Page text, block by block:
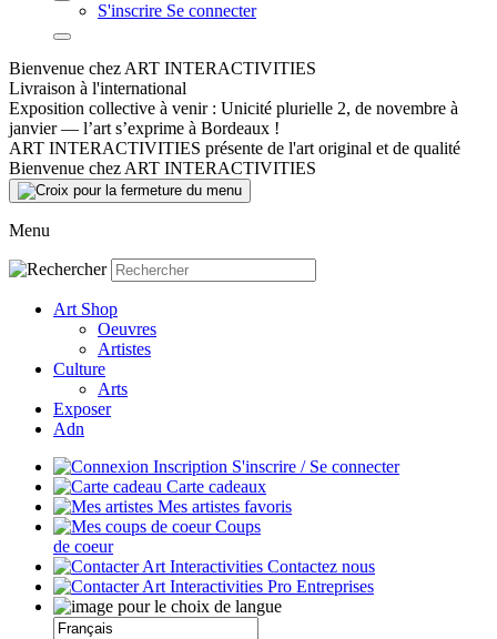
S'inscrire Se connecter
Bienvenue chez ART INTERACTIVITIES
Livraison à l'international
Exposition collective à venir : Unicité plurielle 2, de novembre à
janvier — l’art s’exprime à Bordeaux !
ART INTERACTIVITIES présente de l'art original et de qualité
Bienvenue chez ART INTERACTIVITIES
Menu
Art Shop
Oeuvres
Artistes
Culture
Arts
Exposer
Adn
S'inscrire / Se connecter
Carte cadeaux
Mes artistes favoris
Coups
de coeur
Contactez nous
Entreprises